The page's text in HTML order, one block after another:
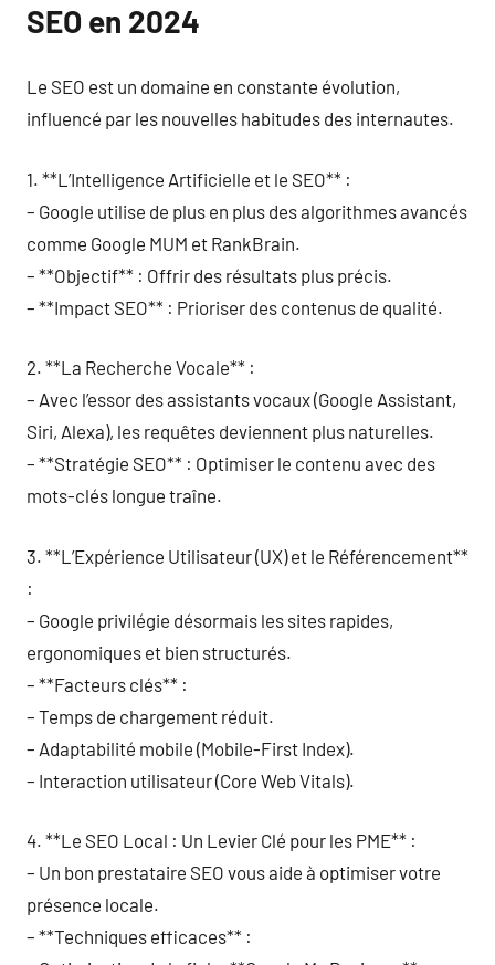
SEO en 2024
Le SEO est un domaine en constante évolution,
influencé par les nouvelles habitudes des internautes.
1. **L’Intelligence Artificielle et le SEO** :
– Google utilise de plus en plus des algorithmes avancés
comme Google MUM et RankBrain.
– **Objectif** : Offrir des résultats plus précis.
– **Impact SEO** : Prioriser des contenus de qualité.
2. **La Recherche Vocale** :
– Avec l’essor des assistants vocaux (Google Assistant,
Siri, Alexa), les requêtes deviennent plus naturelles.
– **Stratégie SEO** : Optimiser le contenu avec des
mots-clés longue traîne.
3. **L’Expérience Utilisateur (UX) et le Référencement**
:
– Google privilégie désormais les sites rapides,
ergonomiques et bien structurés.
– **Facteurs clés** :
– Temps de chargement réduit.
– Adaptabilité mobile (Mobile-First Index).
– Interaction utilisateur (Core Web Vitals).
4. **Le SEO Local : Un Levier Clé pour les PME** :
– Un bon prestataire SEO vous aide à optimiser votre
présence locale.
– **Techniques efficaces** :